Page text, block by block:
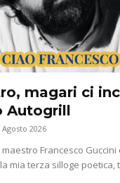
magari ci
Autogrill
Agosto 2026
Francesco Guccini
mia terza silloge poetica,